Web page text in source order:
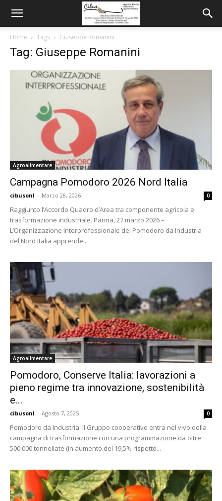
Home Tags Giuseppe Romanini
Tag: Giuseppe Romanini
Agroalimentare
Campagna Pomodoro 2026 Nord Italia
cibusonl - Marzo 28, 2026 0
Raggiunto l’Accordo Quadro d’Area tra componente agricola e
trasformazione industriale. Parma, 27 marzo 2026 –
L’Organizzazione Interprofessionale del Pomodoro da Industria
del Nord Italia apprende...
Agroalimentare
Pomodoro, Conserve Italia: lavorazioni a
pieno regime tra innovazione, sostenibilità
e...
cibusonl - Agosto 7, 2025 0
Pomodoro da Industria Il Gruppo cooperativo entra nel vivo della
campagna di trasformazione con una programmazione da oltre
500.000 tonnellate (in aumento del 19,5% rispetto...